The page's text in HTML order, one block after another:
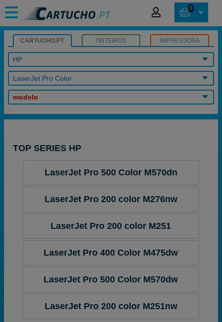
0
CARTUCHO.PT TINTEIROS IMPRESSORA
HP
LaserJet Pro Color
modelo
TOP SERIES HP
LaserJet Pro 500 Color M570dn
LaserJet Pro 200 color M276nw
LaserJet Pro 200 color M251
LaserJet Pro 400 Color M475dw
LaserJet Pro 500 Color M570dw
LaserJet Pro 200 color M251nw